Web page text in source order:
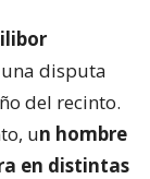
disputa
del recinto.
un hombre
en distintas